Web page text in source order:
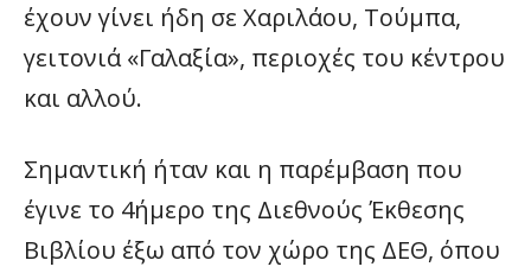
έχουν γίνει ήδη σε Χαριλάου, Τούμπα,
γειτονιά «Γαλαξία», περιοχές του κέντρου
και αλλού.
Σημαντική ήταν και η παρέμβαση που
έγινε το 4ήμερο της Διεθνούς Έκθεσης
Βιβλίου έξω από τον χώρο της ΔΕΘ, όπου